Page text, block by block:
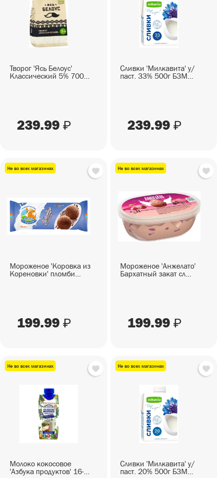
СЕЗОННЫЕ ТОВАРЫ
ПИКНИК
САД И ОГОРОД
СНЕКИ
Снеки
ГОТОВЫЕ БЛЮДА
Готовые блюда
Творог 'Ясь Белоус'
Классический 5% 700...
239.99 ₽
Сливки 'Милкавита' у/
паст. 33% 500г БЗМ...
239.99 ₽
Не во всех магазинах
Мороженое 'Коровка из
Кореновки' пломби...
199.99 ₽
Не во всех магазинах
Мороженое 'Анжелато'
Бархатный закат сл...
199.99 ₽
Не во всех магазинах
Молоко кокосовое
'Азбука продуктов' 16-...
Не во всех магазинах
Сливки 'Милкавита' у/
паст. 20% 500г БЗМ...